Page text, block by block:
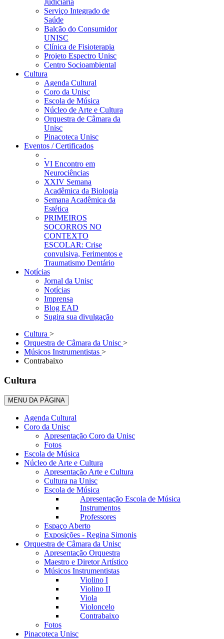
Judiciária
Serviço Integrado de
Saúde
Balcão do Consumidor
UNISC
Clínica de Fisioterapia
Projeto Espectro Unisc
Centro Socioambiental
Cultura
Agenda Cultural
Coro da Unisc
Escola de Música
Núcleo de Arte e Cultura
Orquestra de Câmara da
Unisc
Pinacoteca Unisc
Eventos / Certificados
VI Encontro em
Neurociências
XXIV Semana
Acadêmica da Biologia
Semana Acadêmica da
Estética
PRIMEIROS
SOCORROS NO
CONTEXTO
ESCOLAR: Crise
convulsiva, Ferimentos e
Traumatismo Dentário
Notícias
Jornal da Unisc
Notícias
Imprensa
Blog EAD
Sugira sua divulgação
Cultura >
Orquestra de Câmara da Unisc >
Músicos Instrumentistas >
Contrabaixo
Cultura
MENU DA PÁGINA
Agenda Cultural
Coro da Unisc
Apresentação Coro da Unisc
Fotos
Escola de Música
Núcleo de Arte e Cultura
Apresentação Arte e Cultura
Cultura na Unisc
Escola de Música
Apresentação Escola de Música
Instrumentos
Professores
Espaço Aberto
Exposições - Regina Simonis
Orquestra de Câmara da Unisc
Apresentação Orquestra
Maestro e Diretor Artístico
Músicos Instrumentistas
Violino I
Violino II
Viola
Violoncelo
Contrabaixo
Fotos
Pinacoteca Unisc